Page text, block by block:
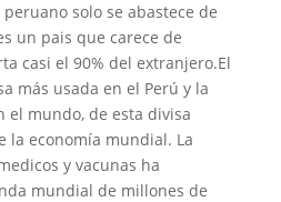
solo se abastece de
un pais que carece de
casi el 90% del extranjero.El
más usada en el Perú y la
el mundo, de esta divisa
la economía mundial. La
y vacunas ha
mundial de millones de